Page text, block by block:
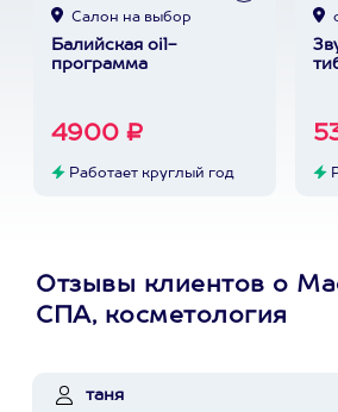
Cалон на выбор
Балийская oil-
программа
4900 ₽
Работает круглый год
Отзывы клиентов о
СПА, косметология
таня